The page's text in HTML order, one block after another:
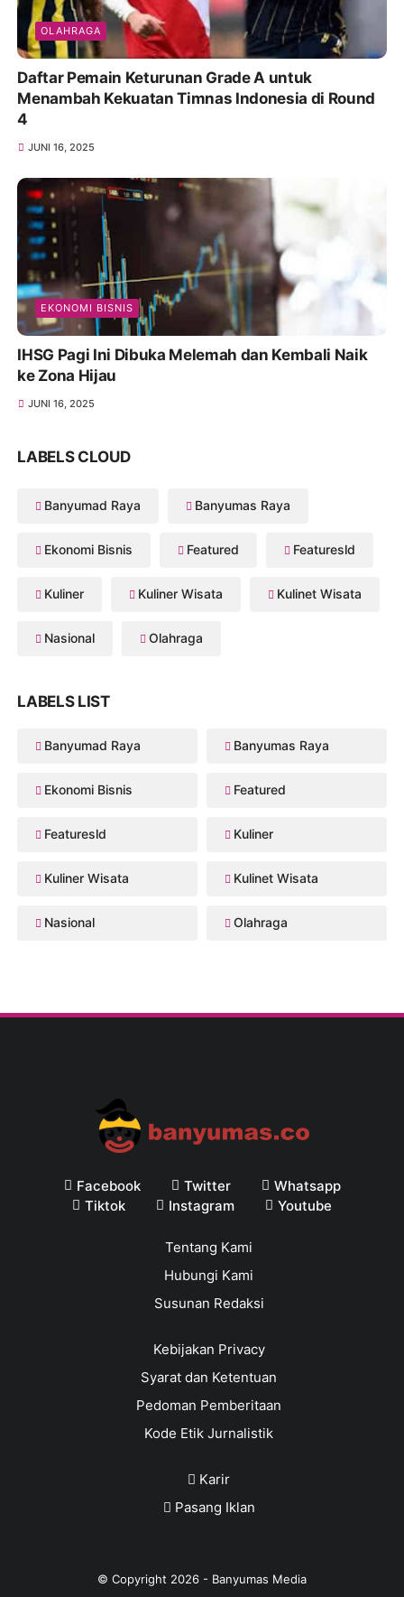
OLAHRAGA
Daftar Pemain Keturunan Grade A untuk
Menambah Kekuatan Timnas Indonesia di Round
4
JUNI 16, 2025
EKONOMI BISNIS
IHSG Pagi Ini Dibuka Melemah dan Kembali Naik
ke Zona Hijau
JUNI 16, 2025
LABELS CLOUD
Banyumad Raya Banyumas Raya
Ekonomi Bisnis Featured Featuresld
Kuliner Kuliner Wisata Kulinet Wisata
Nasional Olahraga
LABELS LIST
Banyumad Raya Banyumas Raya
Ekonomi Bisnis Featured
Featuresld Kuliner
Kuliner Wisata Kulinet Wisata
Nasional Olahraga
Facebook Twitter
Whatsapp
Tiktok
Instagram Youtube
Tentang Kami
Hubungi Kami
Susunan Redaksi
Kebijakan Privacy
Syarat dan Ketentuan
Pedoman Pemberitaan
Kode Etik Jurnalistik
Karir
Pasang Iklan
© Copyright 2026 - Banyumas Media